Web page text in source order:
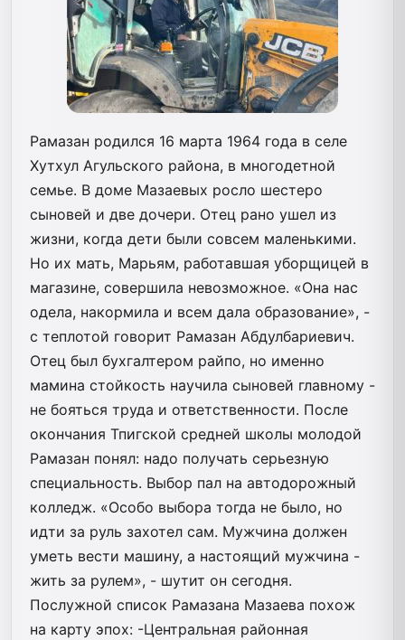
Рамазан родился 16 марта 1964 года в селе
Хутхул Агульского района, в многодетной
семье. В доме Мазаевых росло шестеро
сыновей и две дочери. Отец рано ушел из
жизни, когда дети были совсем маленькими.
Но их мать, Марьям, работавшая уборщицей в
магазине, совершила невозможное. «Она нас
одела, накормила и всем дала образование», -
с теплотой говорит Рамазан Абдулбариевич.
Отец был бухгалтером райпо, но именно
мамина стойкость научила сыновей главному -
не бояться труда и ответственности. После
окончания Тпигской средней школы молодой
Рамазан понял: надо получать серьезную
специальность. Выбор пал на автодорожный
колледж. «Особо выбора тогда не было, но
идти за руль захотел сам. Мужчина должен
уметь вести машину, а настоящий мужчина -
жить за рулем», - шутит он сегодня.
Послужной список Рамазана Мазаева похож
на карту эпох: -Центральная районная